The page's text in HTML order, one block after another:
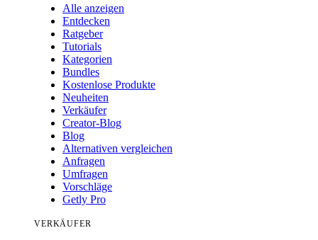
Alle anzeigen
Entdecken
Ratgeber
Tutorials
Kategorien
Bundles
Kostenlose Produkte
Neuheiten
Verkäufer
Creator-Blog
Blog
Alternativen vergleichen
Anfragen
Umfragen
Vorschläge
Getly Pro
VERKÄUFER